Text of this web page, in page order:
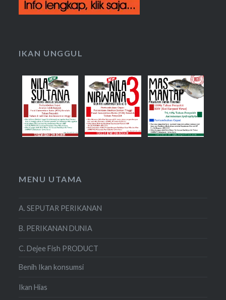
IKAN UNGGUL
MENU UTAMA
A. SEPUTAR PERIKANAN
B. PERIKANAN DUNIA
C. Dejee Fish PRODUCT
Benih Ikan konsumsi
Ikan Hias